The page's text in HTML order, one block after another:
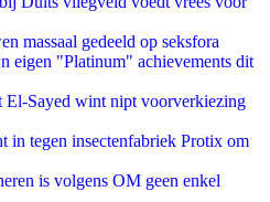
massaal gedeeld op seksfora
"Platinum" achievements dit
El-Sayed wint nipt voorverkiezing
in tegen insectenfabriek Protix om
is volgens OM geen enkel